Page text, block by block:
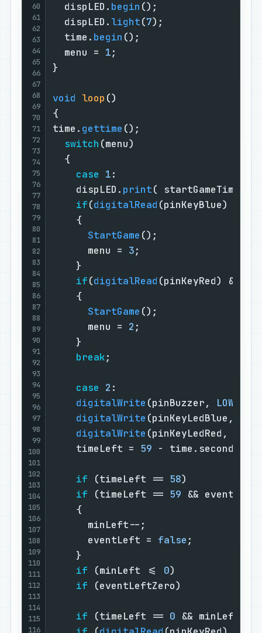
60
61
62
63
64
65
66
67
68
69
70
71
72
73
74
75
76
77
78
79
80
81
82
83
84
85
86
87
88
89
90
91
92
93
94
95
96
97
98
99
100
101
102
103
104
105
106
107
108
109
110
111
112
113
114
115
116
  dispLED.
begin
  dispLED.
light(7
  time.
begin
  menu =
1
void loop ()
time. gettime
switch
case 1
    dispLED.
print( startGameTime,
if(digitalRead (pinKeyBlue) &&
StartGame
      menu =
3
if(digitalRead (pinKeyRed) &&
StartGame
      menu =
2
break
case 2
digitalWrite (pinBuzzer, LOW
digitalWrite (pinKeyLedBlue,
digitalWrite (pinKeyLedRed,
    timeLeft =
59 -
if (timeLeft == 58)
if (timeLeft == 59 &&
      eventLeft =
false
if (minLeft <= 0)
if (eventLeftZero)
if (timeLeft == 0 && minLeft